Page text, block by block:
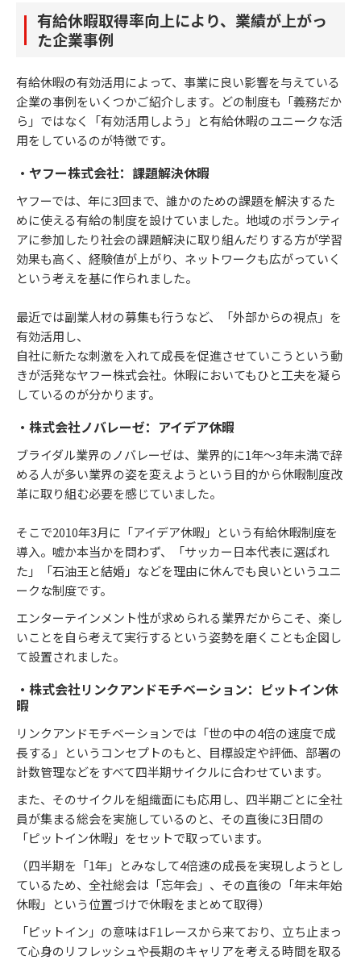
有給休暇取得率向上により、業績が上がっ
た企業事例
有給休暇の有効活用によって、事業に良い影響を与えている
企業の事例をいくつかご紹介します。どの制度も「義務だか
ら」ではなく「有効活用しよう」と有給休暇のユニークな活
用をしているのが特徴です。
・ヤフー株式会社：課題解決休暇
ヤフーでは、年に3回まで、誰かのための課題を解決するた
めに使える有給の制度を設けていました。地域のボランティ
アに参加したり社会の課題解決に取り組んだりする方が学習
効果も高く、経験値が上がり、ネットワークも広がっていく
という考えを基に作られました。
最近では副業人材の募集も行うなど、「外部からの視点」を
有効活用し、
自社に新たな刺激を入れて成長を促進させていこうという動
きが活発なヤフー株式会社。休暇においてもひと工夫を凝ら
しているのが分かります。
・株式会社ノバレーゼ：アイデア休暇
ブライダル業界のノバレーゼは、業界的に1年～3年未満で辞
める人が多い業界の姿を変えようという目的から休暇制度改
革に取り組む必要を感じていました。
そこで2010年3月に「アイデア休暇」という有給休暇制度を
導入。嘘か本当かを問わず、「サッカー日本代表に選ばれ
た」「石油王と結婚」などを理由に休んでも良いというユニ
ークな制度です。
エンターテインメント性が求められる業界だからこそ、楽し
いことを自ら考えて実行するという姿勢を磨くことも企図し
て設置されました。
・株式会社リンクアンドモチベーション：ピットイン休
暇
リンクアンドモチベーションでは「世の中の4倍の速度で成
長する」というコンセプトのもと、目標設定や評価、部署の
計数管理などをすべて四半期サイクルに合わせています。
また、そのサイクルを組織面にも応用し、四半期ごとに全社
員が集まる総会を実施しているのと、その直後に3日間の
「ピットイン休暇」をセットで取っています。
（四半期を「1年」とみなして4倍速の成長を実現しようとし
ているため、全社総会は「忘年会」、その直後の「年末年始
休暇」という位置づけで休暇をまとめて取得）
「ピットイン」の意味はF1レースから来ており、立ち止まっ
て心身のリフレッシュや長期のキャリアを考える時間を取る